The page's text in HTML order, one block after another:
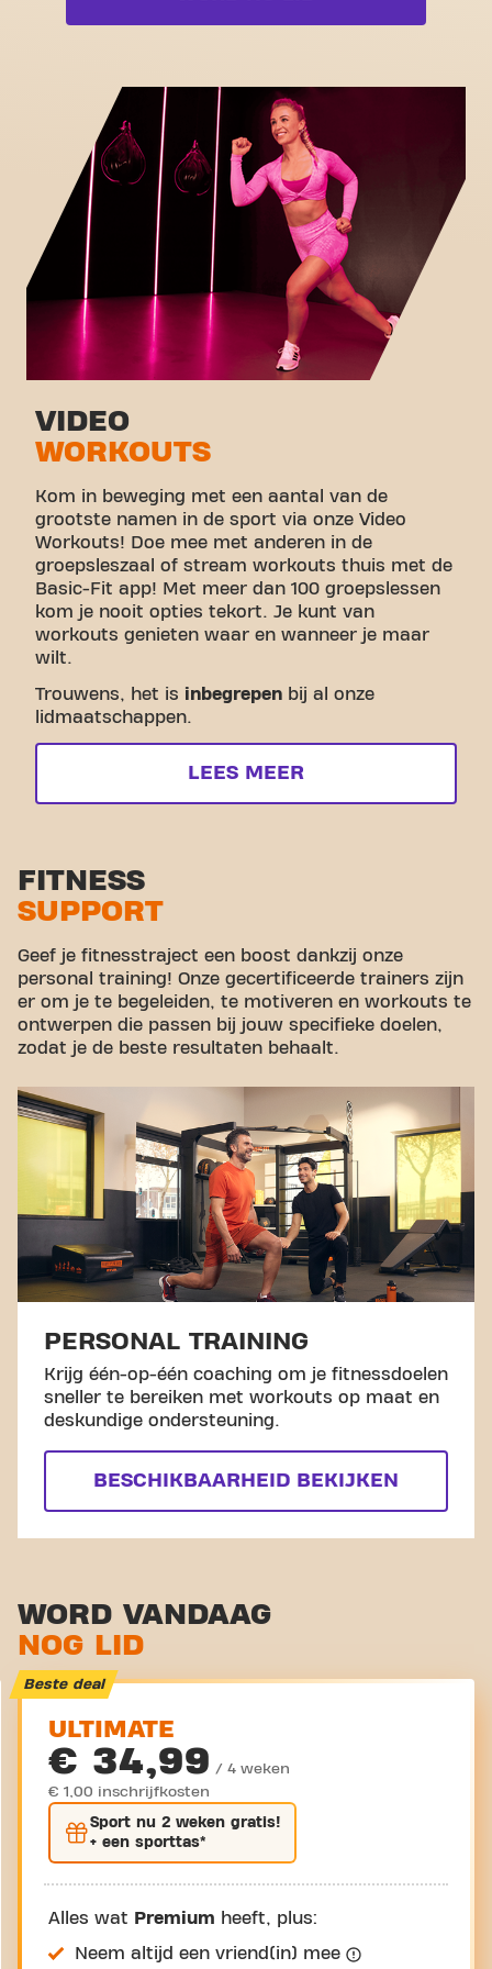
Box
Volledige lijst bekijken
Stretch zone
Virtual cycling
Rondleiding
VIDEO
WORKOUTS
Kom in beweging met een aantal van de
grootste namen in de sport via onze Video
Workouts! Doe mee met anderen in de
groepsleszaal of stream workouts thuis met de
Basic-Fit app! Met meer dan 100 groepslessen
kom je nooit opties tekort. Je kunt van
workouts genieten waar en wanneer je maar
wilt.
Trouwens, het is inbegrepen bij al onze
lidmaatschappen.
LEES MEER
FITNESS
SUPPORT
Geef je fitnesstraject een boost dankzij onze
personal training! Onze gecertificeerde trainers zijn
er om je te begeleiden, te motiveren en workouts te
ontwerpen die passen bij jouw specifieke doelen,
zodat je de beste resultaten behaalt.
PERSONAL TRAINING
Krijg één-op-één coaching om je fitnessdoelen
sneller te bereiken met workouts op maat en
deskundige ondersteuning.
BESCHIKBAARHEID BEKIJKEN
WORD VANDAAG
NOG LID
Beste deal
ULTIMATE
€ 34,99 / 4 weken
€ 1,00 inschrijfkosten
Sport nu 2 weken gratis!
+ een sporttas*
Alles wat Premium heeft, plus:
Neem altijd een vriend(in) mee